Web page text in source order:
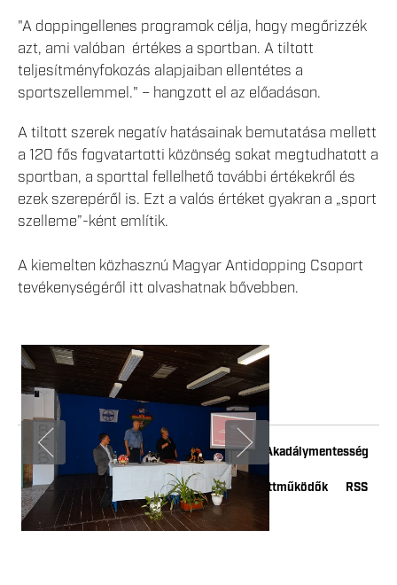
"A doppingellenes programok célja, hogy megőrizzék
azt, ami valóban értékes a sportban. A tiltott
teljesítményfokozás alapjaiban ellentétes a
sportszellemmel." – hangzott el az előadáson.
A tiltott szerek negatív hatásainak bemutatása mellett
a 120 fős fogvatartotti közönség sokat megtudhatott a
sportban, a sporttal fellelhető további értékekről és
ezek szerepéről is. Ezt a valós értéket gyakran a „sport
szelleme”-ként említik.
A kiemelten közhasznú Magyar Antidopping Csoport
tevékenységéről itt olvashatnak bővebben.
Impresszum Adatkezelési tájékoztató Akadálymentesség
Kapcsolat Youtube Instagram Együttműködők RSS